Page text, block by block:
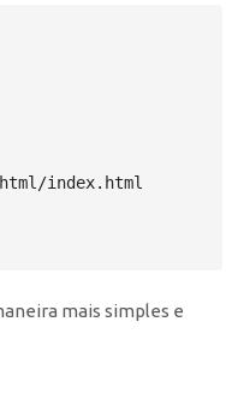
index.html
mais simples e